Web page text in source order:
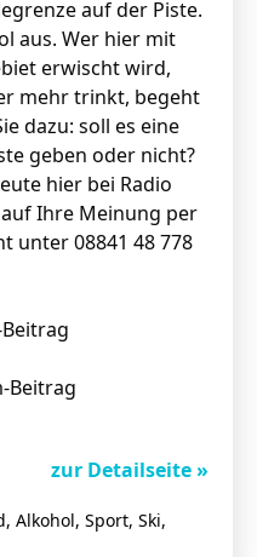
auf der Piste.
aus. Wer hier mit
erwischt wird,
mehr trinkt, begeht
dazu: soll es eine
geben oder nicht?
hier bei Radio
Ihre Meinung per
unter 08841 48 778
Beitrag
zur Detailseite »
Alkohol, Sport, Ski,